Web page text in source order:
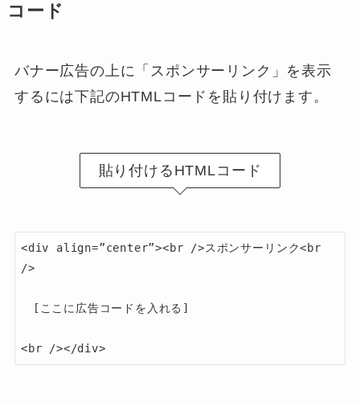
コード
バナー広告の上に「スポンサーリンク」を表示
するには下記のHTMLコードを貼り付けます。
貼り付けるHTMLコード
<div align=”center”><br />スポンサーリンク<br
/>
[ここに広告コードを入れる]